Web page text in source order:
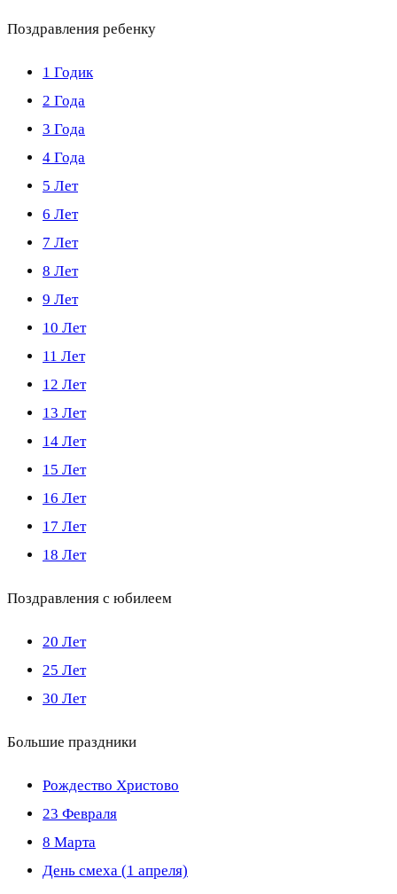
Поздравления ребенку
1 Годик
2 Года
3 Года
4 Года
5 Лет
6 Лет
7 Лет
8 Лет
9 Лет
10 Лет
11 Лет
12 Лет
13 Лет
14 Лет
15 Лет
16 Лет
17 Лет
18 Лет
Поздравления с юбилеем
20 Лет
25 Лет
30 Лет
Большие праздники
Рождество Христово
23 Февраля
8 Марта
День смеха (1 апреля)